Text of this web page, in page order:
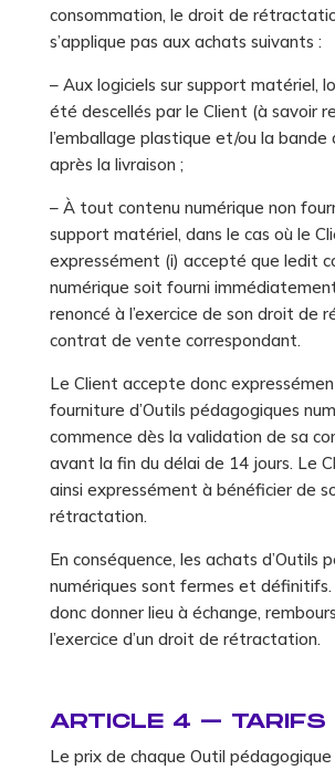
consommation, le droit de
s’applique pas aux achats suivants :
– Aux logiciels sur support matériel,
été descellés par le Client (à savoir
l’emballage plastique et/ou la
après la livraison ;
– À tout contenu numérique non
support matériel, dans le cas où le
expressément (i) accepté que ledit
numérique soit fourni
renoncé à l’exercice de son droit de
contrat de vente correspondant.
Le Client accepte donc
fourniture d’Outils pédagogiques
commence dès la validation de sa
avant la fin du délai de 14 jours. Le
ainsi expressément à bénéficier de
rétractation.
En conséquence, les achats d’Outils
numériques sont fermes et définitifs.
donc donner lieu à échange,
l’exercice d’un droit de rétractation.
ARTICLE 4 – TARIFS
Le prix de chaque Outil